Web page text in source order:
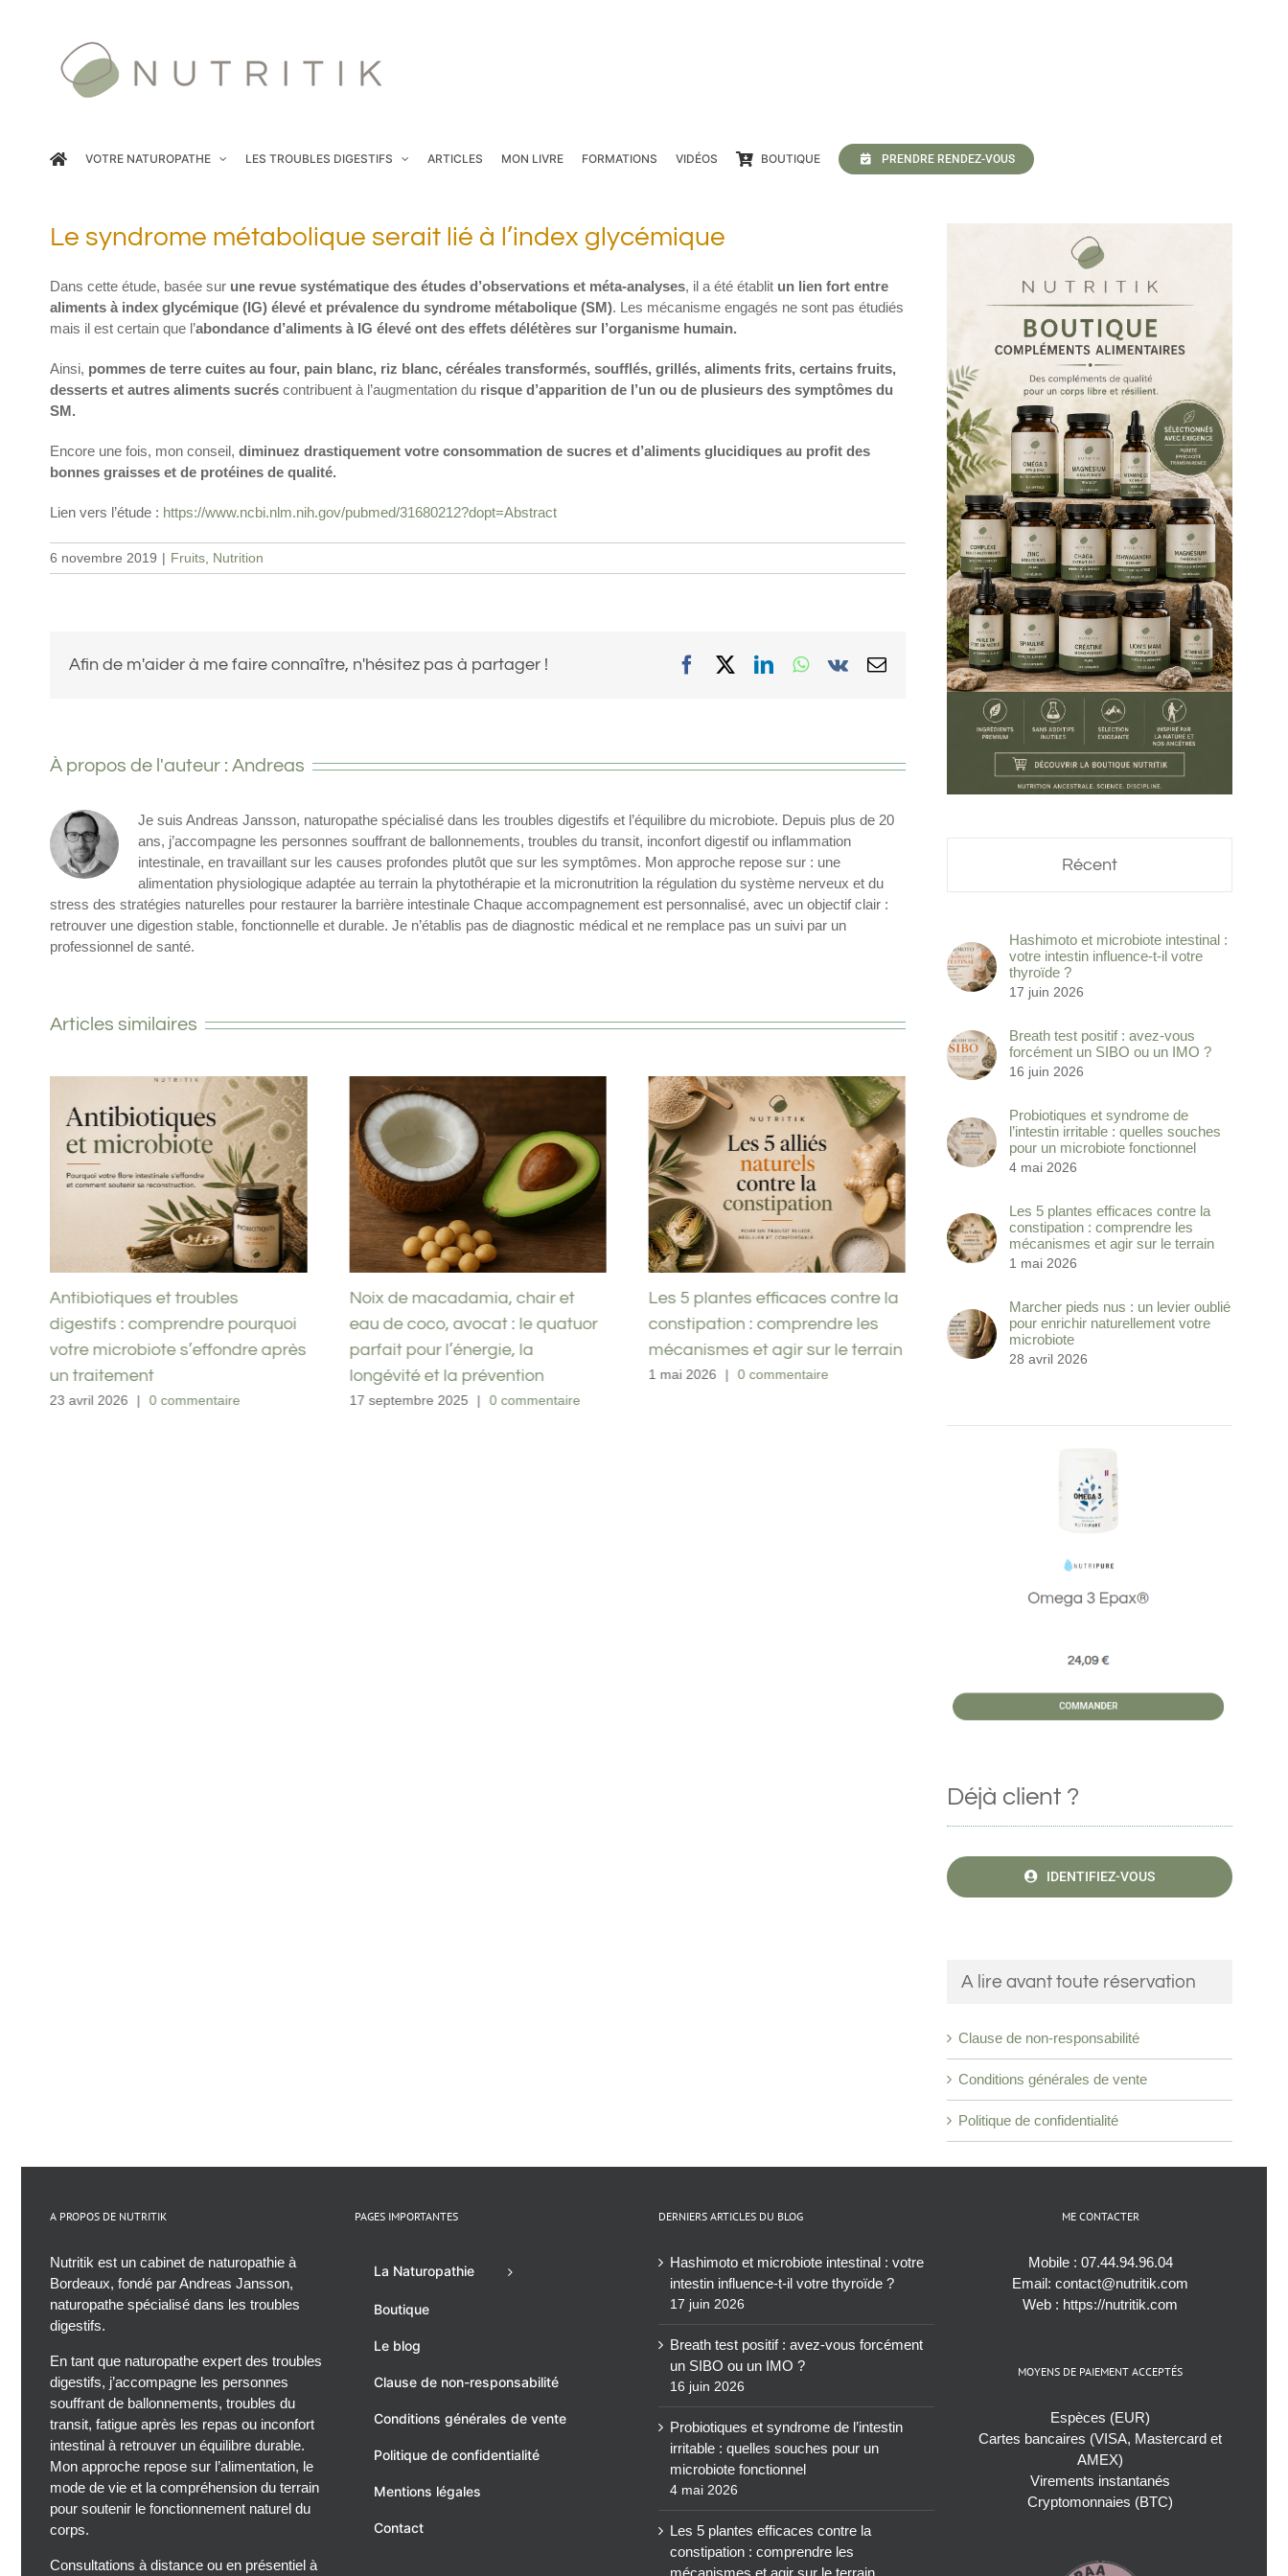
VOTRE NATUROPATHE LES TROUBLES DIGESTIFS ARTICLES MON LIVRE FORMATIONS VIDÉOS BOUTIQUE PRENDRE RENDEZ-VOUS
Le syndrome métabolique serait lié à l’index glycémique
Dans cette étude, basée sur une revue systématique des études d’observations et méta-analyses, il a été établit un lien fort entre
aliments à index glycémique (IG) élevé et prévalence du syndrome métabolique (SM). Les mécanisme engagés ne sont pas étudiés
mais il est certain que l’abondance d’aliments à IG élevé ont des effets délétères sur l’organisme humain.
Ainsi, pommes de terre cuites au four, pain blanc, riz blanc, céréales transformés, soufflés, grillés, aliments frits, certains fruits,
desserts et autres aliments sucrés contribuent à l’augmentation du risque d’apparition de l’un ou de plusieurs des symptômes du
SM.
Encore une fois, mon conseil, diminuez drastiquement votre consommation de sucres et d’aliments glucidiques au profit des
bonnes graisses et de protéines de qualité.
Lien vers l’étude : https://www.ncbi.nlm.nih.gov/pubmed/31680212?dopt=Abstract
6 novembre 2019 | Fruits Nutrition
Afin de m'aider à me faire connaître, n'hésitez pas à partager ! Facebook
X LinkedInWhatsApp
Vk Email
À propos de l'auteur : Andreas
Je suis Andreas Jansson, naturopathe spécialisé dans les troubles digestifs et l’équilibre du microbiote. Depuis plus de 20
ans, j’accompagne les personnes souffrant de ballonnements, troubles du transit, inconfort digestif ou inflammation
intestinale, en travaillant sur les causes profondes plutôt que sur les symptômes. Mon approche repose sur : une
alimentation physiologique adaptée au terrain la phytothérapie et la micronutrition la régulation du système nerveux et du
stress des stratégies naturelles pour restaurer la barrière intestinale Chaque accompagnement est personnalisé, avec un objectif clair :
retrouver une digestion stable, fonctionnelle et durable. Je n’établis pas de diagnostic médical et ne remplace pas un suivi par un
professionnel de santé.
Articles similaires
Antibiotiques et troubles
digestifs : comprendre pourquoi
votre microbiote s’effondre après
un traitement
23 avril 2026 | 0 commentaire
Noix de macadamia, chair et
eau de coco, avocat : le quatuor
parfait pour l’énergie, la
longévité et la prévention
17 septembre 2025 | 0 commentaire
Les 5 plantes efficaces contre la
constipation : comprendre les
mécanismes et agir sur le terrain
1 mai 2026 | 0 commentaire
Antibiotiques et troubles
digestifs : comprendre pourquoi
votre microbiote s’effondre après
Récent
Hashimoto et microbiote intestinal :
votre intestin influence-t-il votre
thyroïde ?
17 juin 2026
Breath test positif : avez-vous
forcément un SIBO ou un IMO ?
16 juin 2026
Probiotiques et syndrome de
l’intestin irritable : quelles souches
pour un microbiote fonctionnel
4 mai 2026
Les 5 plantes efficaces contre la
constipation : comprendre les
mécanismes et agir sur le terrain
1 mai 2026
Marcher pieds nus : un levier oublié
pour enrichir naturellement votre
microbiote
28 avril 2026
Déjà client ?
IDENTIFIEZ-VOUS
A lire avant toute réservation
Clause de non-responsabilité
Conditions générales de vente
Politique de confidentialité
A PROPOS DE NUTRITIK
Nutritik est un cabinet de naturopathie à
Bordeaux, fondé par Andreas Jansson,
naturopathe spécialisé dans les troubles
digestifs.
En tant que naturopathe expert des troubles
digestifs, j’accompagne les personnes
souffrant de ballonnements, troubles du
transit, fatigue après les repas ou inconfort
intestinal à retrouver un équilibre durable.
Mon approche repose sur l’alimentation, le
mode de vie et la compréhension du terrain
pour soutenir le fonctionnement naturel du
corps.
Consultations à distance ou en présentiel à
PAGES IMPORTANTES
La Naturopathie
Boutique
Le blog
Clause de non-responsabilité
Conditions générales de vente
Politique de confidentialité
Mentions légales
Contact
DERNIERS ARTICLES DU BLOG
Hashimoto et microbiote intestinal : votre
intestin influence-t-il votre thyroïde ?
17 juin 2026
Breath test positif : avez-vous forcément
un SIBO ou un IMO ?
16 juin 2026
Probiotiques et syndrome de l’intestin
irritable : quelles souches pour un
microbiote fonctionnel
4 mai 2026
Les 5 plantes efficaces contre la
constipation : comprendre les
mécanismes et agir sur le terrain
ME CONTACTER
Mobile : 07.44.94.96.04
Email:contact@nutritik.com
Web : https://nutritik.com
MOYENS DE PAIEMENT ACCEPTÉS
Espèces (EUR)
Cartes bancaires (VISA, Mastercard et
AMEX)
Virements instantanés
Cryptomonnaies (BTC)